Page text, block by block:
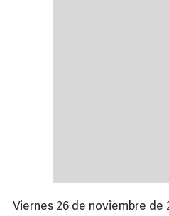
Viernes 26 de noviembre de